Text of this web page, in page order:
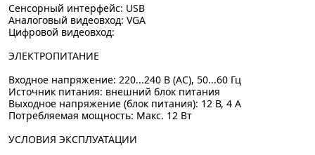
Сенсорный интерфейс: USB
Аналоговый видеовход: VGA
Цифровой видеовход:
ЭЛЕКТРОПИТАНИЕ
Входное напряжение: 220...240 В (AC), 50...60 Гц
Источник питания: внешний блок питания
Выходное напряжение (блок питания): 12 В, 4 А
Потребляемая мощность: Макс. 12 Вт
УСЛОВИЯ ЭКСПЛУАТАЦИИ